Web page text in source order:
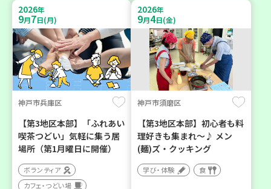
2026年
9月7日(月)
神戸市兵庫区
【第3地区本部】「ふれあい
喫茶つどい」気軽に集う居
場所（第1月曜日に開催）
ボランティア
カフェ・つどい場
2026年
9月4日(金)
神戸市須磨区
【第3地区本部】初心者も料
理好きも集まれ～♪ メン
(麺)ズ・クッキング
学び・体験 食